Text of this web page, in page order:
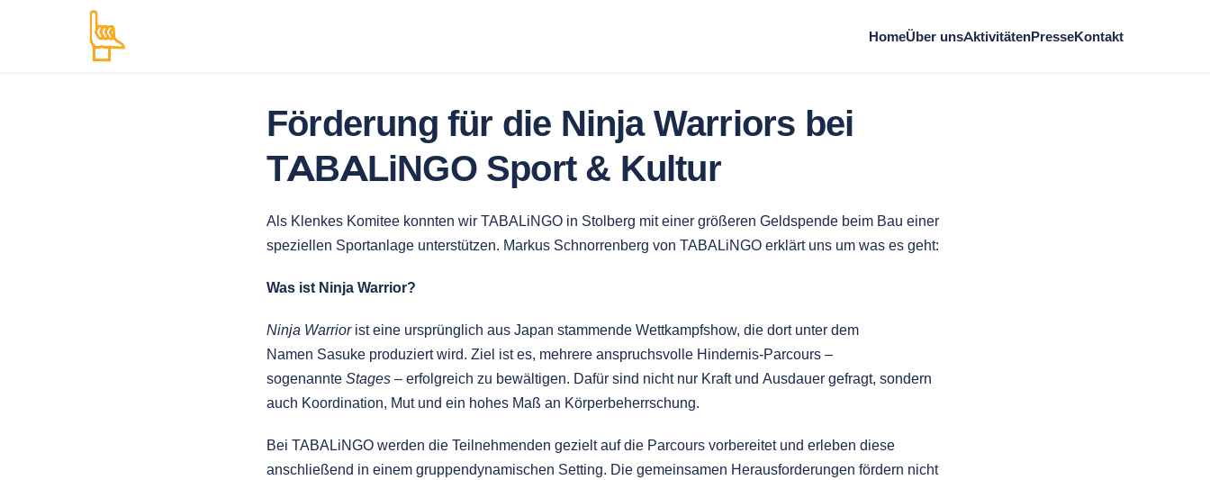
HomeÜber unsAktivitätenPresseKontakt
Förderung für die Ninja Warriors bei
TABALiNGO Sport & Kultur
Als Klenkes Komitee konnten wir TABALiNGO in Stolberg mit einer größeren Geldspende beim Bau einer
speziellen Sportanlage unterstützen. Markus Schnorrenberg von TABALiNGO erklärt uns um was es geht:
Was ist Ninja Warrior?
Ninja Warriorist eine ursprünglich aus Japan stammende Wettkampfshow, die dort unter dem
Namen Sasuke produziert wird. Ziel ist es, mehrere anspruchsvolle Hindernis-Parcours –
sogenannteStages– erfolgreich zu bewältigen. Dafür sind nicht nur Kraft und Ausdauer gefragt, sondern
auch Koordination, Mut und ein hohes Maß an Körperbeherrschung.
Bei TABALiNGO werden die Teilnehmenden gezielt auf die Parcours vorbereitet und erleben diese
anschließend in einem gruppendynamischen Setting. Die gemeinsamen Herausforderungen fördern nicht